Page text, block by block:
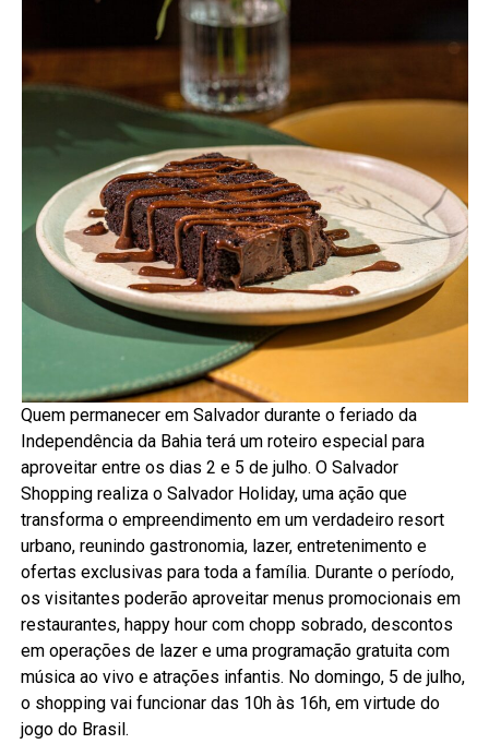
Quem permanecer em Salvador durante o feriado da
Independência da Bahia terá um roteiro especial para
aproveitar entre os dias 2 e 5 de julho. O Salvador
Shopping realiza o Salvador Holiday, uma ação que
transforma o empreendimento em um verdadeiro resort
urbano, reunindo gastronomia, lazer, entretenimento e
ofertas exclusivas para toda a família. Durante o período,
os visitantes poderão aproveitar menus promocionais em
restaurantes, happy hour com chopp sobrado, descontos
em operações de lazer e uma programação gratuita com
música ao vivo e atrações infantis. No domingo, 5 de julho,
o shopping vai funcionar das 10h às 16h, em virtude do
jogo do Brasil.